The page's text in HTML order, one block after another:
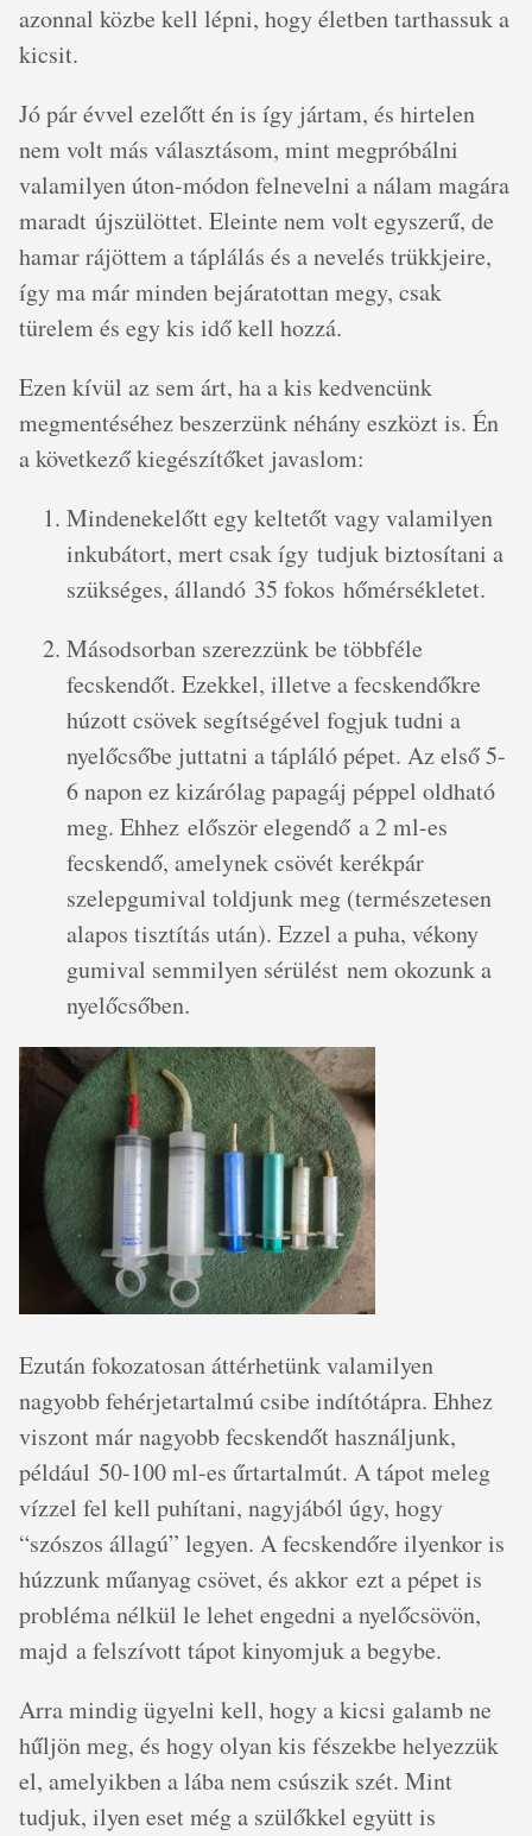
azonnal közbe kell lépni, hogy életben tarthassuk a
kicsit.
Jó pár évvel ezelőtt én is így jártam, és hirtelen
nem volt más választásom, mint megpróbálni
valamilyen úton-módon felnevelni a nálam magára
maradt újszülöttet. Eleinte nem volt egyszerű, de
hamar rájöttem a táplálás és a nevelés trükkjeire,
így ma már minden bejáratottan megy, csak
türelem és egy kis idő kell hozzá.
Ezen kívül az sem árt, ha a kis kedvencünk
megmentéséhez beszerzünk néhány eszközt is. Én
a következő kiegészítőket javaslom:
Mindenekelőtt egy keltetőt vagy valamilyen
inkubátort, mert csak így tudjuk biztosítani a
szükséges, állandó 35 fokos hőmérsékletet.
Másodsorban szerezzünk be többféle
fecskendőt. Ezekkel, illetve a fecskendőkre
húzott csövek segítségével fogjuk tudni a
nyelőcsőbe juttatni a tápláló pépet. Az első 5-
6 napon ez kizárólag papagáj péppel oldható
meg. Ehhez először elegendő a 2 ml-es
fecskendő, amelynek csövét kerékpár
szelepgumival toldjunk meg (természetesen
alapos tisztítás után). Ezzel a puha, vékony
gumival semmilyen sérülést nem okozunk a
nyelőcsőben.
Ezután fokozatosan áttérhetünk valamilyen
nagyobb fehérjetartalmú csibe indítótápra. Ehhez
viszont már nagyobb fecskendőt használjunk,
például 50-100 ml-es űrtartalmút. A tápot meleg
vízzel fel kell puhítani, nagyjából úgy, hogy
“szószos állagú” legyen. A fecskendőre ilyenkor is
húzzunk műanyag csövet, és akkor ezt a pépet is
probléma nélkül le lehet engedni a nyelőcsövön,
majd a felszívott tápot kinyomjuk a begybe.
Arra mindig ügyelni kell, hogy a kicsi galamb ne
hűljön meg, és hogy olyan kis fészekbe helyezzük
el, amelyikben a lába nem csúszik szét. Mint
tudjuk, ilyen eset még a szülőkkel együtt is